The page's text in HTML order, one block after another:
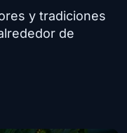
y tradiciones
de